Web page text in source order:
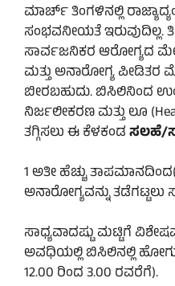
ಮಾರ್ಚ್ ತಿಂಗಳಿನಲ್ಲಿ
ಸಂಭವನೀಯತೆ ಇರುವುದಿಲ್ಲ.
ಸಾರ್ವಜನಿಕರ ಆರೋಗ್ಯದ
ಮತ್ತು ಅನಾರೋಗ್ಯ
ಬೀರಬಹುದು. ಬಿಸಿಲಿನಿಂದ
ನಿರ್ಜಲೀಕರಣ ಮತ್ತು ಲೂ
ತಗ್ಗಿಸಲು ಈ ಕೆಳಕಂಡಸಲಹೆ/
1 ಅತೀ ಹೆಚ್ಚು
ಅನಾರೋಗ್ಯವನ್ನು
ಸಾಧ್ಯವಾದಷ್ಟು ಮಟ್ಟಿಗೆ
ಅವಧಿಯಲ್ಲಿ ಬಿಸಿಲಿನಲ್ಲಿ
12.00 ರಿಂದ 3.00 ರವರೆಗೆ).